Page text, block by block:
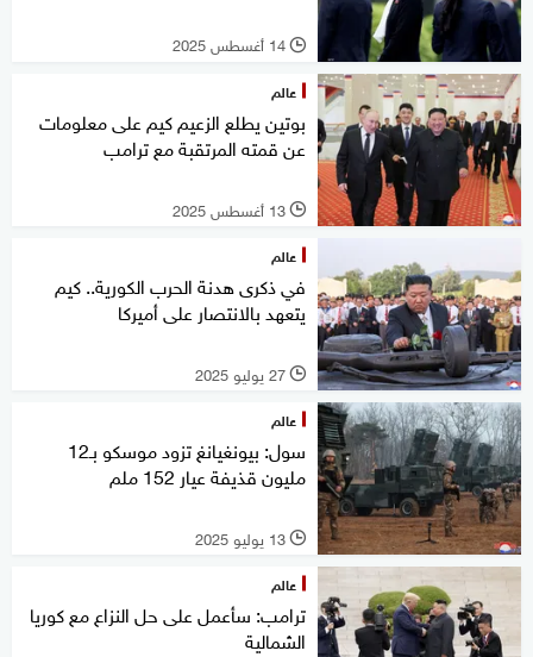
l 14 أغسطس 2025
عالم
بوتين يطلع الزعيم كيم على معلومات
عن قمته المرتقبة مع ترامب
l 13 أغسطس 2025
عالم
في ذكرى هدنة الحرب الكورية.. كيم
يتعهد بالانتصار على أميركا
l 27 يوليو 2025
عالم
سول: بيونغيانغ تزود موسكو بـ12
مليون قذيفة عيار 152 ملم
l 13 يوليو 2025
عالم
ترامب: سأعمل على حل النزاع مع كوريا
الشمالية